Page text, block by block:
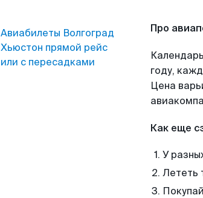
Авиабилеты Волгоград
Хьюстон прямой рейс
или с пересадками
Про
году,
Цена
Как еще
У
Лететь